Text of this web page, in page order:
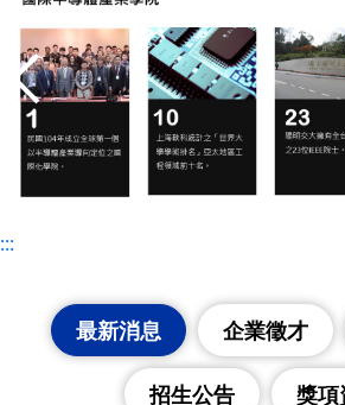
:::
最新消息 企業徵才
招生公告 獎項